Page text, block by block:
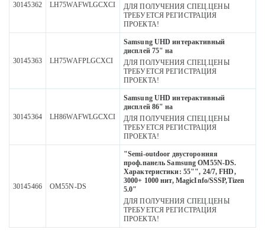
30145362 LH75WAFWLGCXCI
ДЛЯ ПОЛУЧЕНИЯ СПЕЦ.ЦЕНЫ
ТРЕБУЕТСЯ РЕГИСТРАЦИЯ
ПРОЕКТА!
30145363 LH75WAFPLGCXCI
Samsung UHD интерактивный
дисплей 75" на
ДЛЯ ПОЛУЧЕНИЯ СПЕЦ.ЦЕНЫ
ТРЕБУЕТСЯ РЕГИСТРАЦИЯ
ПРОЕКТА!
30145364 LH86WAFWLGCXCI
Samsung UHD интерактивный
дисплей 86" на
ДЛЯ ПОЛУЧЕНИЯ СПЕЦ.ЦЕНЫ
ТРЕБУЕТСЯ РЕГИСТРАЦИЯ
ПРОЕКТА!
30145466 OM55N-DS
"Semi-outdoor двусторонняя
проф.панель Samsung OM55N-DS.
Характеристики: 55"", 24/7, FHD,
3000+ 1000 нит, MagicInfo/SSSP,Tizen
5.0"
ДЛЯ ПОЛУЧЕНИЯ СПЕЦ.ЦЕНЫ
ТРЕБУЕТСЯ РЕГИСТРАЦИЯ
ПРОЕКТА!